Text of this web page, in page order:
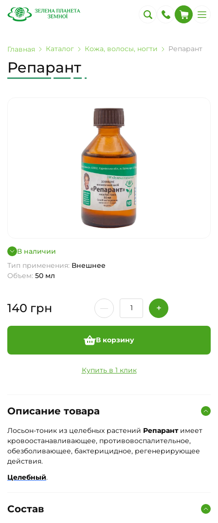
Главная Каталог Кожа, волосы, ногти Репарант
Репарант
В наличии
Тип применения: Внешнее
Объем: 50 мл
140 грн
В корзину
Купить в 1 клик
Описание товара
Лосьон-тоник из целебных растений Репарантимеет
кровоостанавливающее, противовоспалительное,
обезболивающее, бактерицидное, регенерирующее
действия.
Целебный.
Состав